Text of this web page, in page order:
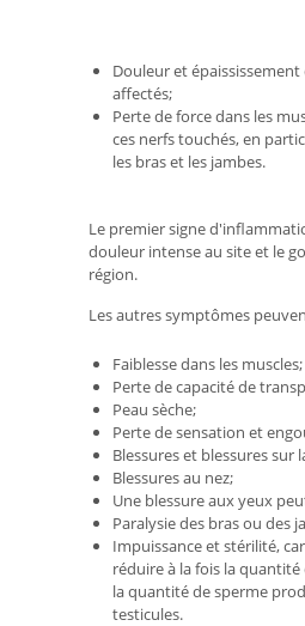
Douleur et épaississement
affectés;
Perte de force dans les
ces nerfs touchés, en
les bras et les jambes.
Le premier signe
douleur intense au site et le
région.
Les autres symptômes
Faiblesse dans les muscles;
Perte de capacité de
Peau sèche;
Perte de sensation et
Blessures et blessures sur
Blessures au nez;
Une blessure aux yeux
Paralysie des bras ou des
Impuissance et stérilité,
réduire à la fois la
la quantité de sperme
testicules.